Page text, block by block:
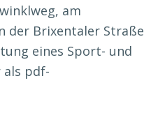
am
der Brixentaler Straße
eines Sport- und
als pdf-